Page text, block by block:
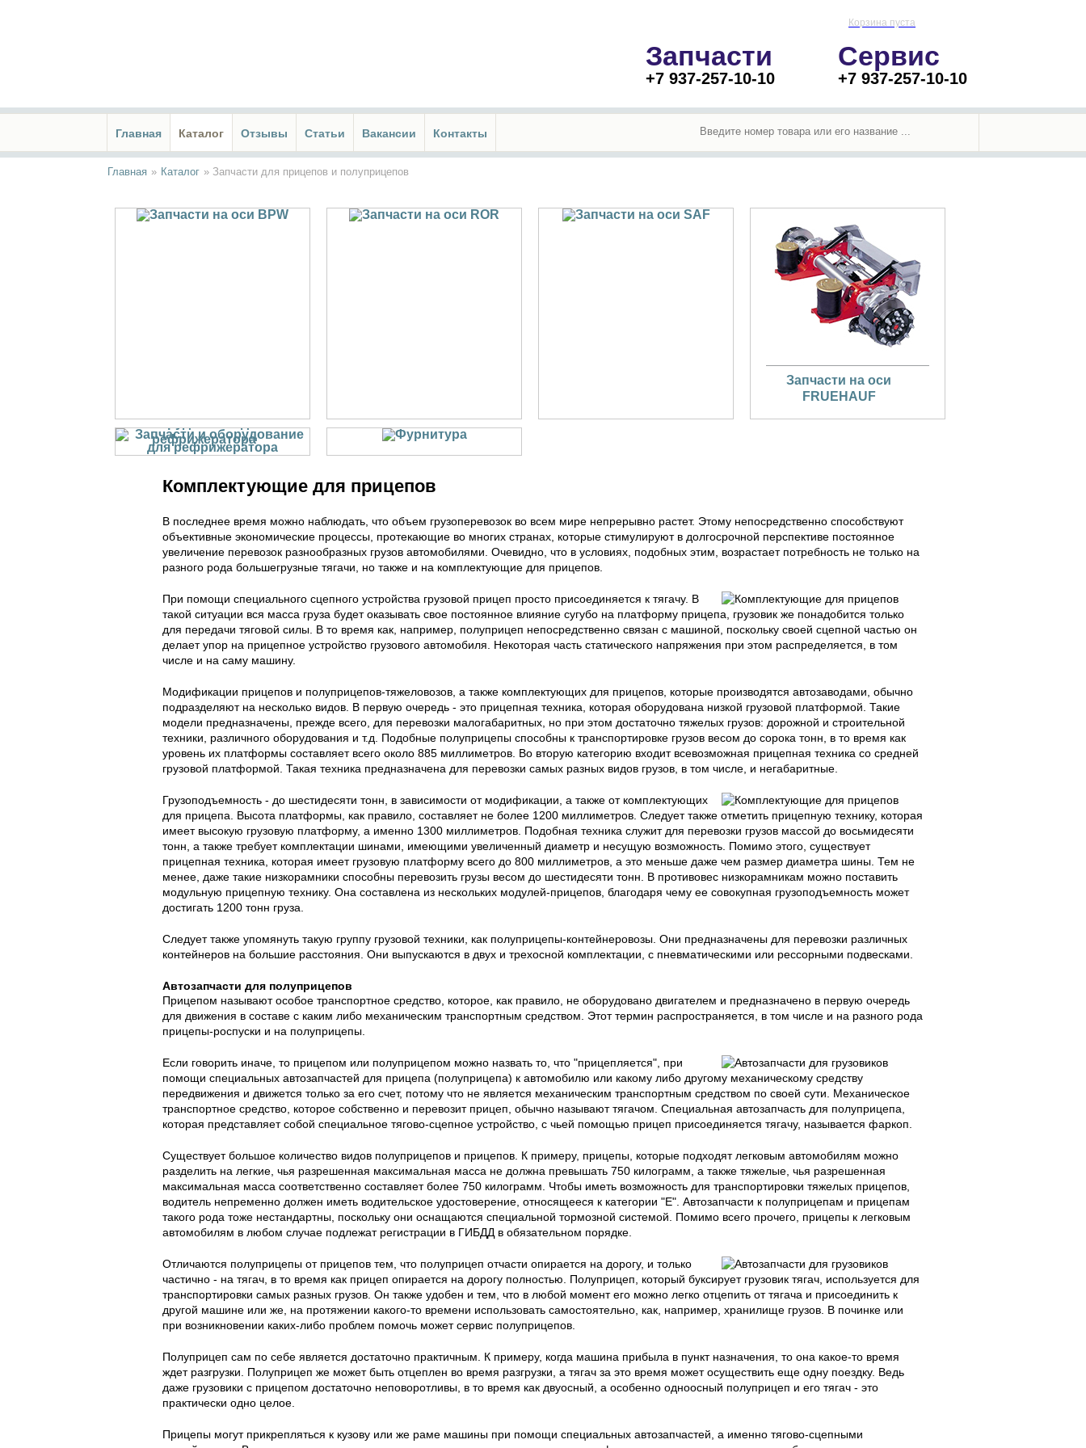
Корзина пуста
Сервис
+7 937-257-10-10
Запчасти
+7 937-257-10-10
Главная Каталог Отзывы Статьи Вакансии Контакты
Главная » Каталог » Запчасти для прицепов и полуприцепов
Запчасти на оси
FRUEHAUF
оборудование для
рефрижератора
Комплектующие для прицепов
В последнее время можно наблюдать, что объем грузоперевозок во всем мире непрерывно растет. Этому непосредственно способствуют
объективные экономические процессы, протекающие во многих странах, которые стимулируют в долгосрочной перспективе постоянное
увеличение перевозок разнообразных грузов автомобилями. Очевидно, что в условиях, подобных этим, возрастает потребность не только на
разного рода большегрузные тягачи, но также и на комплектующие для прицепов.
При помощи специального сцепного устройства грузовой прицеп просто присоединяется к тягачу. В
такой ситуации вся масса груза будет оказывать свое постоянное влияние сугубо на платформу прицепа, грузовик же понадобится только
для передачи тяговой силы. В то время как, например, полуприцеп непосредственно связан с машиной, поскольку своей сцепной частью он
делает упор на прицепное устройство грузового автомобиля. Некоторая часть статического напряжения при этом распределяется, в том
числе и на саму машину.
Модификации прицепов и полуприцепов-тяжеловозов, а также комплектующих для прицепов, которые производятся автозаводами, обычно
подразделяют на несколько видов. В первую очередь - это прицепная техника, которая оборудована низкой грузовой платформой. Такие
модели предназначены, прежде всего, для перевозки малогабаритных, но при этом достаточно тяжелых грузов: дорожной и строительной
техники, различного оборудования и т.д. Подобные полуприцепы способны к транспортировке грузов весом до сорока тонн, в то время как
уровень их платформы составляет всего около 885 миллиметров. Во вторую категорию входит всевозможная прицепная техника со средней
грузовой платформой. Такая техника предназначена для перевозки самых разных видов грузов, в том числе, и негабаритные.
Грузоподъемность - до шестидесяти тонн, в зависимости от модификации, а также от комплектующих
для прицепа. Высота платформы, как правило, составляет не более 1200 миллиметров. Следует также отметить прицепную технику, которая
имеет высокую грузовую платформу, а именно 1300 миллиметров. Подобная техника служит для перевозки грузов массой до восьмидесяти
тонн, а также требует комплектации шинами, имеющими увеличенный диаметр и несущую возможность. Помимо этого, существует
прицепная техника, которая имеет грузовую платформу всего до 800 миллиметров, а это меньше даже чем размер диаметра шины. Тем не
менее, даже такие низкорамники способны перевозить грузы весом до шестидесяти тонн. В противовес низкорамникам можно поставить
модульную прицепную технику. Она составлена из нескольких модулей-прицепов, благодаря чему ее совокупная грузоподъемность может
достигать 1200 тонн груза.
Следует также упомянуть такую группу грузовой техники, как полуприцепы-контейнеровозы. Они предназначены для перевозки различных
контейнеров на большие расстояния. Они выпускаются в двух и трехосной комплектации, с пневматическими или рессорными подвесками.
Автозапчасти для полуприцепов
Прицепом называют особое транспортное средство, которое, как правило, не оборудовано двигателем и предназначено в первую очередь
для движения в составе с каким либо механическим транспортным средством. Этот термин распространяется, в том числе и на разного рода
прицепы-роспуски и на полуприцепы.
Если говорить иначе, то прицепом или полуприцепом можно назвать то, что "прицепляется", при
помощи специальных автозапчастей для прицепа (полуприцепа) к автомобилю или какому либо другому механическому средству
передвижения и движется только за его счет, потому что не является механическим транспортным средством по своей сути. Механическое
транспортное средство, которое собственно и перевозит прицеп, обычно называют тягачом. Специальная автозапчасть для полуприцепа,
которая представляет собой специальное тягово-сцепное устройство, с чьей помощью прицеп присоединяется тягачу, называется фаркоп.
Существует большое количество видов полуприцепов и прицепов. К примеру, прицепы, которые подходят легковым автомобилям можно
разделить на легкие, чья разрешенная максимальная масса не должна превышать 750 килограмм, а также тяжелые, чья разрешенная
максимальная масса соответственно составляет более 750 килограмм. Чтобы иметь возможность для транспортировки тяжелых прицепов,
водитель непременно должен иметь водительское удостоверение, относящееся к категории "Е". Автозапчасти к полуприцепам и прицепам
такого рода тоже нестандартны, поскольку они оснащаются специальной тормозной системой. Помимо всего прочего, прицепы к легковым
автомобилям в любом случае подлежат регистрации в ГИБДД в обязательном порядке.
Отличаются полуприцепы от прицепов тем, что полуприцеп отчасти опирается на дорогу, и только
частично - на тягач, в то время как прицеп опирается на дорогу полностью. Полуприцеп, который буксирует грузовик тягач, используется для
транспортировки самых разных грузов. Он также удобен и тем, что в любой момент его можно легко отцепить от тягача и присоединить к
другой машине или же, на протяжении какого-то времени использовать самостоятельно, как, например, хранилище грузов. В починке или
при возникновении каких-либо проблем помочь может сервис полуприцепов.
Полуприцеп сам по себе является достаточно практичным. К примеру, когда машина прибыла в пункт назначения, то она какое-то время
ждет разгрузки. Полуприцеп же может быть отцеплен во время разгрузки, а тягач за это время может осуществить еще одну поездку. Ведь
даже грузовики с прицепом достаточно неповоротливы, в то время как двуосный, а особенно одноосный полуприцеп и его тягач - это
практически одно целое.
Прицепы могут прикрепляться к кузову или же раме машины при помощи специальных автозапчастей, а именно тягово-сцепными